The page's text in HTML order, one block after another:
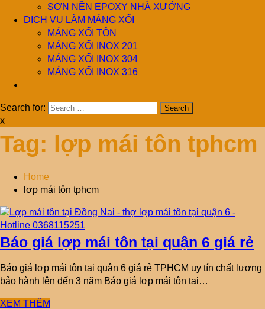
SƠN NỀN EPOXY NHÀ XƯỞNG
DỊCH VỤ LÀM MÁNG XỐI
MÁNG XỐI TÔN
MÁNG XỐI INOX 201
MÁNG XỐI INOX 304
MÁNG XỐI INOX 316
Search for:
x
Tag: lợp mái tôn tphcm
Home
lợp mái tôn tphcm
Báo giá lợp mái tôn tại quận 6 giá rẻ
Báo giá lợp mái tôn tại quận 6 giá rẻ TPHCM uy tín chất lượng
bảo hành lên đến 3 năm Báo giá lợp mái tôn tại…
XEM THÊM